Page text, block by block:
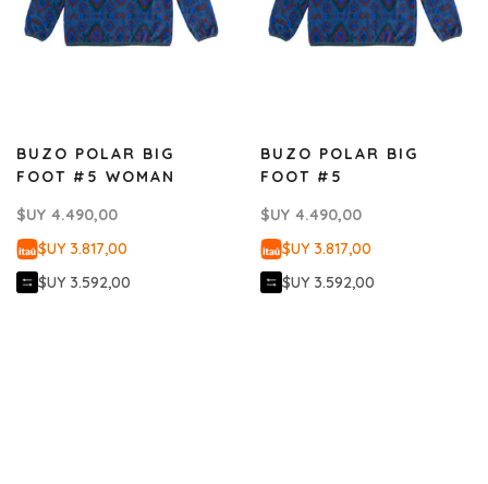
BUZO POLAR BIG
FOOT #5 WOMAN
$UY 4.490,00
$UY 3.817,00
$UY 3.592,00
BUZO POLAR BIG
FOOT #5
$UY 4.490,00
$UY 3.817,00
$UY 3.592,00